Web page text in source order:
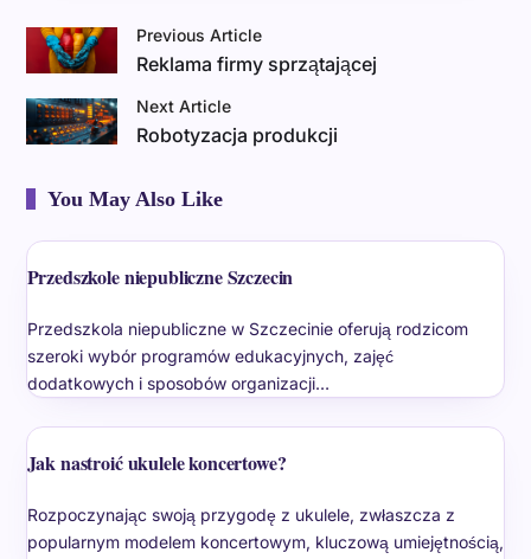
Previous Article
Reklama firmy sprzątającej
Next Article
Robotyzacja produkcji
You May Also Like
Przedszkole niepubliczne Szczecin
Przedszkola niepubliczne w Szczecinie oferują rodzicom
szeroki wybór programów edukacyjnych, zajęć
dodatkowych i sposobów organizacji…
Jak nastroić ukulele koncertowe?
Rozpoczynając swoją przygodę z ukulele, zwłaszcza z
popularnym modelem koncertowym, kluczową umiejętnością,